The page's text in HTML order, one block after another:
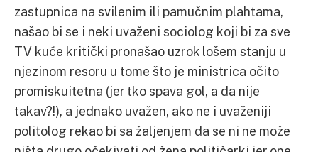
zastupnica na svilenim ili pamučnim plahtama,
našao bi se i neki uvaženi sociolog koji bi za sve
TV kuće kritički pronašao uzrok lošem stanju u
njezinom resoru u tome što je ministrica očito
promiskuitetna (jer tko spava gol, a da nije
takav?!), a jednako uvažen, ako ne i uvaženiji
politolog rekao bi sa žaljenjem da se ni ne može